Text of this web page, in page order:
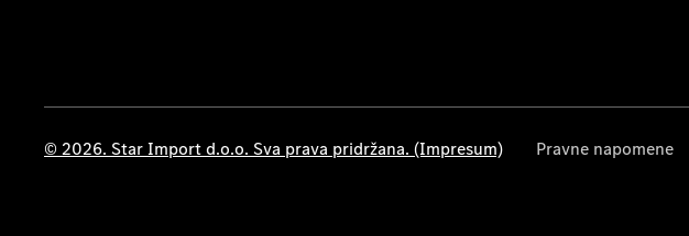
© 2026. Star Import d.o.o. Sva prava pridržana. (Impresum) Pravne napomene